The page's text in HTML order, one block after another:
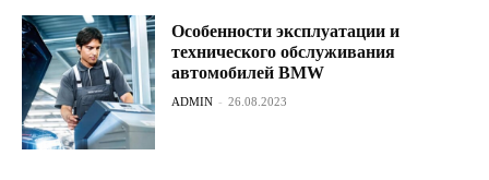
Особенности эксплуатации и
технического обслуживания
автомобилей BMW
ADMIN - 26.08.2023